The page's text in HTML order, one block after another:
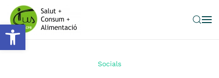
Obre la barra d'eines
Skip to main content
Socials